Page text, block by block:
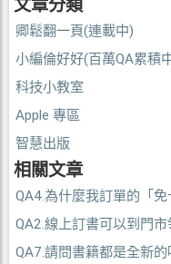
文章分類
卿鬆翻一頁(連載中)
小編倫好好(百萬QA累積
科技小教室
Apple 專區
智慧出版
相關文章
QA4.為什麼我訂單的「
QA2.線上訂書可以到門
QA7.請問書籍都是全新